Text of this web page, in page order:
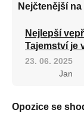
Nejčtenější
Nejlepší
Tajemství je
23. 06. 2025
Jan
Opozice se